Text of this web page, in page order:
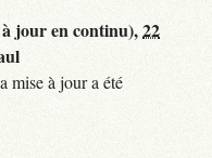
jour en continu),22
mise à jour a été